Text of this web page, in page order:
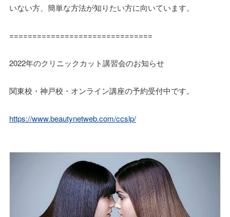
いない方、簡単な方法が知りたい方に向いています。
===============================
2022年のクリニックカット講習会のお知らせ
関東校・神戸校・オンライン講座の予約受付中です。
https://www.beautynetweb.com/ccslp/